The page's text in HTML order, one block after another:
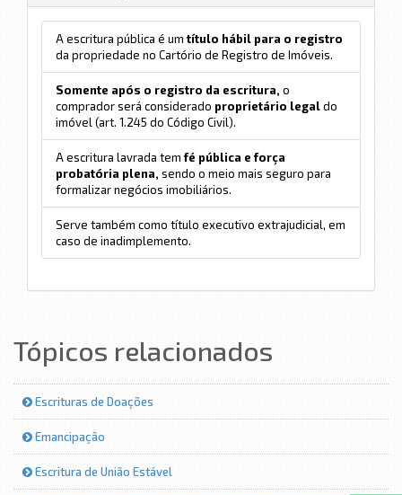
A escritura pública é umtítulo hábil para o registro
da propriedade no Cartório de Registro de Imóveis.
Somente após o registro da escritura, o
comprador será considerado proprietário legaldo
imóvel (art. 1.245 do Código Civil).
A escritura lavrada temfé pública e força
probatória plena, sendo o meio mais seguro para
formalizar negócios imobiliários.
Serve também como título executivo extrajudicial, em
caso de inadimplemento.
Tópicos relacionados
Escrituras de Doações
Emancipação
Escritura de União Estável